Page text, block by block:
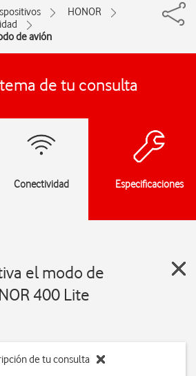
HONOR
de avión
de tu consulta
Conectividad Especificaciones
el modo de
400 Lite
de tu consulta